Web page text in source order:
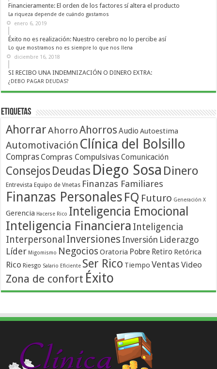
Financieramente: El orden de los factores sí altera el producto
La riqueza depende de cuándo gastamos
enero 6, 2019
Éxito no es realización: Nuestro cerebro no lo percibe así
Lo que mostramos no es siempre lo que nos llena
diciembre 16, 2018
SI RECIBO UNA INDEMNIZACIÓN O DINERO EXTRA:
¿DEBO PAGAR DEUDAS?
Etiquetas
AhorrarAhorroAhorros Audio Autoestima
Automotivación Clínica del Bolsillo
Compras Compras Compulsivas Comunicación
Consejos Deudas Diego Sosa Dinero
Entrevista Equipo de Vnetas Finanzas Familiares
Finanzas Personales FQ Futuro Generación X
Gerencia Hacerse Rico Inteligencia Emocional
Inteligencia Financiera Inteligencia
Interpersonal Inversiones Inversión Liderazgo
Líder Migomismo Negocios Oratoria Pobre Retiro Retórica
Rico Riesgo Salario Eficiente Ser Rico Tiempo Ventas Video
Zona de confort Éxito